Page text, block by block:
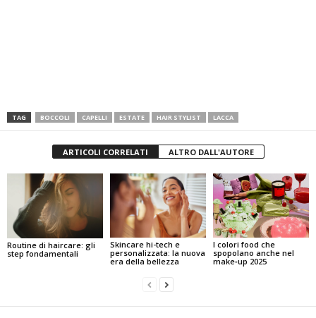
TAG BOCCOLI CAPELLI ESTATE HAIR STYLIST LACCA
ARTICOLI CORRELATI ALTRO DALL'AUTORE
Routine di haircare: gli
step fondamentali
Skincare hi-tech e
personalizzata: la nuova
era della bellezza
I colori food che
spopolano anche nel
make‑up 2025